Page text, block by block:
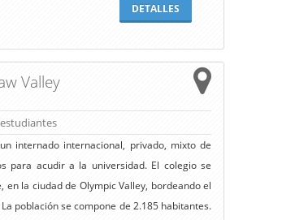
DETALLES
Valley
internado internacional, privado, mixto de
para acudir a la universidad. El colegio se
la ciudad de Olympic Valley, bordeando el
población se compone de 2.185 habitantes.